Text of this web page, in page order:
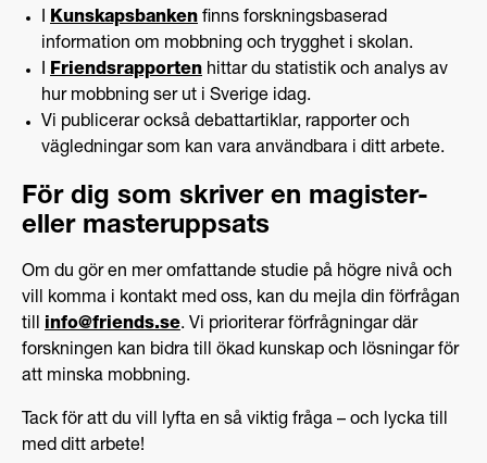
I Kunskapsbanken finns forskningsbaserad
information om mobbning och trygghet i skolan.
I Friendsrapporten hittar du statistik och analys av
hur mobbning ser ut i Sverige idag.
Vi publicerar också debattartiklar, rapporter och
vägledningar som kan vara användbara i ditt arbete.
För dig som skriver en magister-
eller masteruppsats
Om du gör en mer omfattande studie på högre nivå och
vill komma i kontakt med oss, kan du mejla din förfrågan
till info@friends.se. Vi prioriterar förfrågningar där
forskningen kan bidra till ökad kunskap och lösningar för
att minska mobbning.
Tack för att du vill lyfta en så viktig fråga – och lycka till
med ditt arbete!